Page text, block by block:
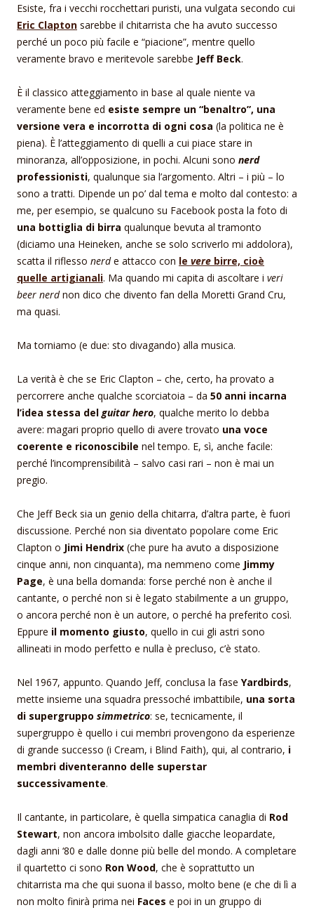
Esiste, fra i vecchi rocchettari puristi, una vulgata secondo cui
Eric Clapton sarebbe il chitarrista che ha avuto successo
perché un poco più facile e “piacione”, mentre quello
veramente bravo e meritevole sarebbe Jeff Beck.
È il classico atteggiamento in base al quale niente va
veramente bene ed esiste sempre un “benaltro”, una
versione vera e incorrotta di ogni cosa (la politica ne è
piena). È l’atteggiamento di quelli a cui piace stare in
minoranza, all’opposizione, in pochi. Alcuni sono nerd
professionisti, qualunque sia l’argomento. Altri – i più – lo
sono a tratti. Dipende un po’ dal tema e molto dal contesto: a
me, per esempio, se qualcuno su Facebook posta la foto di
una bottiglia di birra qualunque bevuta al tramonto
(diciamo una Heineken, anche se solo scriverlo mi addolora),
scatta il riflesso nerde attacco con le vere birre, cioè
quelle artigianali. Ma quando mi capita di ascoltare i veri
beer nerdnon dico che divento fan della Moretti Grand Cru,
ma quasi.
Ma torniamo (e due: sto divagando) alla musica.
La verità è che se Eric Clapton – che, certo, ha provato a
percorrere anche qualche scorciatoia – da 50 anni incarna
l’idea stessa delguitar hero, qualche merito lo debba
avere: magari proprio quello di avere trovato una voce
coerente e riconoscibile nel tempo. E, sì, anche facile:
perché l’incomprensibilità – salvo casi rari – non è mai un
pregio.
Che Jeff Beck sia un genio della chitarra, d’altra parte, è fuori
discussione. Perché non sia diventato popolare come Eric
Clapton o Jimi Hendrix (che pure ha avuto a disposizione
cinque anni, non cinquanta), ma nemmeno come Jimmy
Page, è una bella domanda: forse perché non è anche il
cantante, o perché non si è legato stabilmente a un gruppo,
o ancora perché non è un autore, o perché ha preferito così.
Eppure il momento giusto, quello in cui gli astri sono
allineati in modo perfetto e nulla è precluso, c’è stato.
Nel 1967, appunto. Quando Jeff, conclusa la fase Yardbirds,
mette insieme una squadra pressoché imbattibile, una sorta
di supergruppo simmetrico: se, tecnicamente, il
supergruppo è quello i cui membri provengono da esperienze
di grande successo (i Cream, i Blind Faith), qui, al contrario, i
membri diventeranno delle superstar
successivamente.
Il cantante, in particolare, è quella simpatica canaglia di Rod
Stewart, non ancora imbolsito dalle giacche leopardate,
dagli anni ‘80 e dalle donne più belle del mondo. A completare
il quartetto ci sono Ron Wood, che è soprattutto un
chitarrista ma che qui suona il basso, molto bene (e che di lì a
non molto finirà prima nei Faces e poi in un gruppo di